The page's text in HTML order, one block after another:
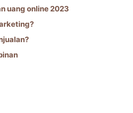
uang online 2023